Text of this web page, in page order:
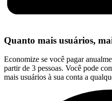
Quanto mais usuários,
Economize se você pagar
partir de 3 pessoas. Você pode
mais usuários à sua conta a